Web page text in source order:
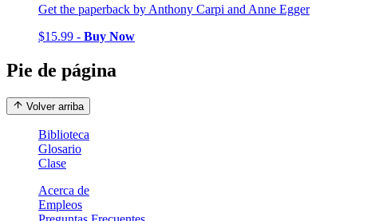
Get the paperback by Anthony Carpi and Anne Egger
$15.99 - Buy Now
Pie de página
Volver arriba
Biblioteca
Glosario
Clase
Acerca de
Empleos